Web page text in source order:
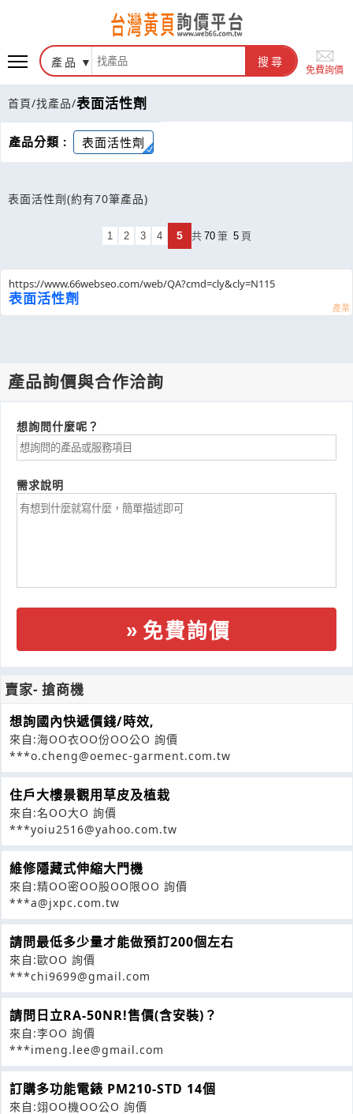
產品 搜尋
免費詢價
首頁/找產品/表面活性劑
產品分類 : 表面活性劑
表面活性劑(約有70筆產品)
1 2 3 4 5 共 70 筆 5 頁
https://www.66webseo.com/web/QA?cmd=cly&cly=N115
表面活性劑
產品詢價與合作洽詢
想詢問什麼呢？
需求說明
免費詢價
賣家- 搶商機
想詢國內快遞價錢/時效,
來自:海OO衣OO份OO公O 詢價
***o.cheng@oemec-garment.com.tw
住戶大樓景觀用草皮及植栽
來自:名OO大O 詢價
***yoiu2516@yahoo.com.tw
維修隱藏式伸縮大門機
來自:精OO密OO股OO限OO 詢價
***a@jxpc.com.tw
請問最低多少量才能做預訂200個左右
來自:歐OO 詢價
***chi9699@gmail.com
請問日立RA-50NR!售價(含安裝)？
來自:李OO 詢價
***imeng.lee@gmail.com
訂購多功能電錶 PM210-STD 14個
來自:翊OO機OO公O 詢價